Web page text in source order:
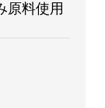
原料使用